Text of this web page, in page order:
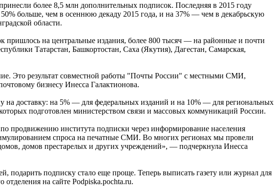
более 8,5 млн дополнительных подписок. Последняя в 2015 году
больше, чем в осеннюю декаду 2015 года, и на 37% — чем в декабрьскую
области.
пришлось на центральные издания, более 800 тысяч — на районные и почти
Татарстан, Башкортостан, Саха (Якутия), Дагестан, Самарская,
Это результат совместной работы "Почты России" с местными СМИ,
бизнесу Инесса Галактионова.
на доставку: на 5% — для федеральных изданий и на 10% — для региональных
подготовлен министерством связи и массовых коммуникаций России.
продвижению института подписки через информирование населения
спроса на печатные СМИ. Во многих регионах мы провели
домов престарелых и других учреждений», — подчеркнула Инесса
подарить подписку стало еще проще. Теперь выписать газету или журнал для
на сайте Podpiska.pochta.ru.